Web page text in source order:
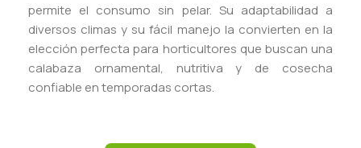
permite el consumo sin pelar. Su adaptabilidad a
diversos climas y su fácil manejo la convierten en la
elección perfecta para horticultores que buscan una
calabaza ornamental, nutritiva y de cosecha
confiable en temporadas cortas.